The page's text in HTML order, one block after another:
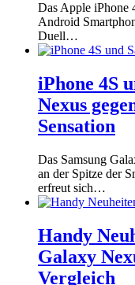
Das Apple iPhone
Android
Duell…
iPhone 4S
Nexus
Sensation
Das Samsung
an der Spitze der
erfreut sich…
Handy
Galaxy
Vergleich